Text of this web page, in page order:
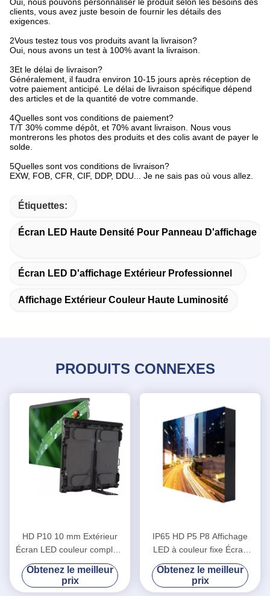
clients, vous avez juste besoin de fournir les détails des
exigences.
2Vous testez tous vos produits avant la livraison?
Oui, nous avons un test à 100% avant la livraison.
3Et le délai de livraison?
Généralement, il faudra environ 10-15 jours après réception de
votre paiement anticipé. Le délai de livraison spécifique dépend
des articles et de la quantité de votre commande.
4Quelles sont vos conditions de paiement?
T/T 30% comme dépôt, et 70% avant livraison. Nous vous
montrerons les photos des produits et des colis avant de payer le
solde.
5Quelles sont vos conditions de livraison?
EXW, FOB, CFR, CIF, DDP, DDU... Je ne sais pas où vous allez.
Étiquettes:
Écran LED Haute Densité Pour Panneau D'affichage
Écran LED D'affichage Extérieur Professionnel
Affichage Extérieur Couleur Haute Luminosité
PRODUITS CONNEXES
HD P10 10 mm Extérieur
Écran LED couleur complète
étanche
Obtenez le meilleur
prix
IP65 HD P5 P8 Affichage
LED à couleur fixe Écran
lumineux élevé
Obtenez le meilleur
prix